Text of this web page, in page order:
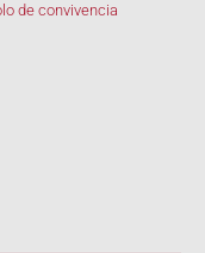
de convivencia